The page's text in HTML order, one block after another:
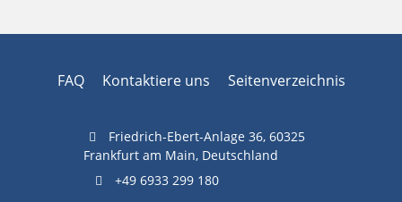
FAQ Kontaktiere uns Seitenverzeichnis
Friedrich-Ebert-Anlage 36, 60325
Frankfurt am Main, Deutschland
+49 6933 299 180